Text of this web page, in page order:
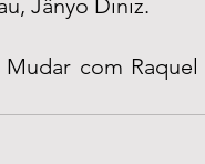
com Raquel